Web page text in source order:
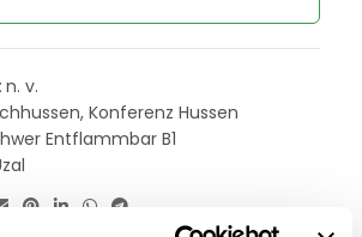
n. v.
, Konferenz Hussen
Entflammbar B1